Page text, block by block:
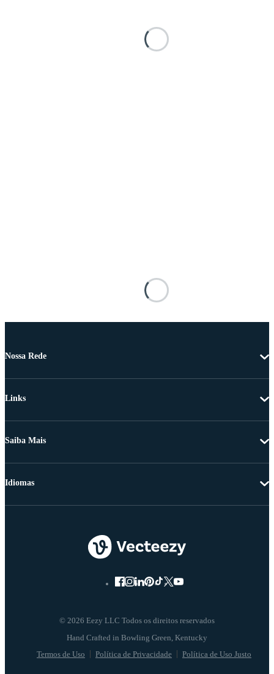
Nossa Rede
Links
Saiba Mais
© 2026 Eezy LLC Todos os direitos reservados
Termos de Uso Política de Privacidade Política de Uso Justo
Idiomas